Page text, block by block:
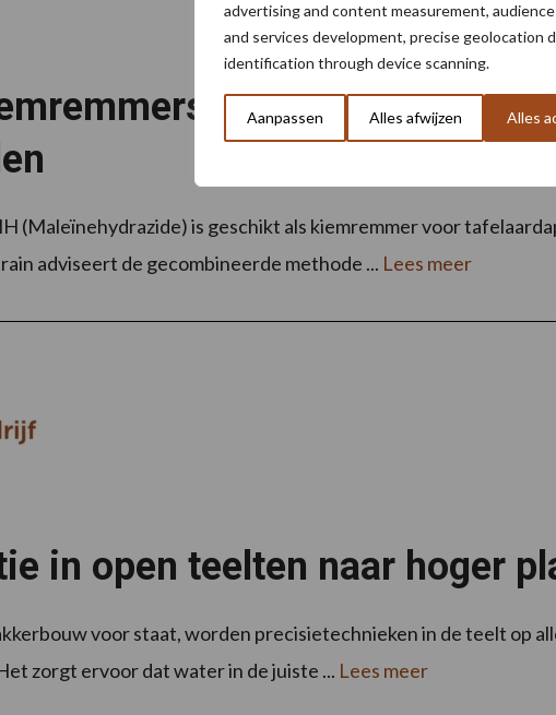
advertising and content measurement,
and services development, precise geolocation
identification through device scanning.
Aanpassen Alles afwijzen Alles
Restrain en MH
(Maleïnehydrazide) is geschikt als kiemremmer voor
adviseert de gecombineerde methode ... Lees meer
in open teelten naar hoger
voor staat, worden precisietechnieken in de teelt op
zorgt ervoor dat water in de juiste ... Lees meer